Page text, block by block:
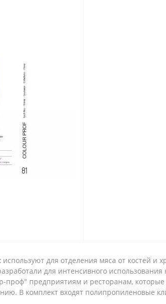
используют для отделения мяса от костей и
для интенсивного
предприятиям и ресторанам,
В комплект входят полипропиленовые